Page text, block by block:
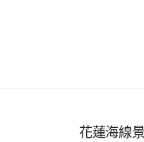
花蓮海線